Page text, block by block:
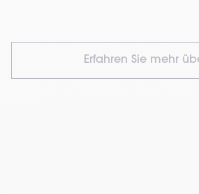
Erfahren Sie mehr